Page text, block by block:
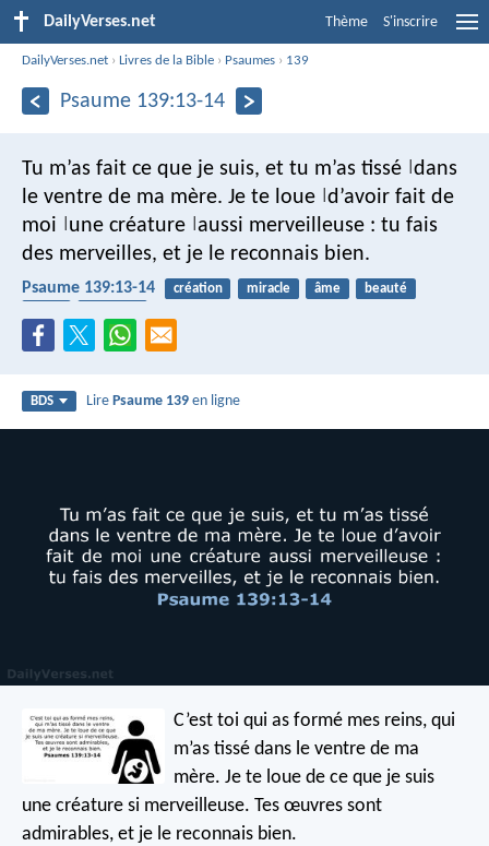
DailyVerses.net Thème S'inscrire
DailyVerses.net ›Livres de la Bible › Psaumes › 139
Psaume 139:13-14
Tu m’as fait ce que je suis, et tu m’as tissé dans
le ventre de ma mère. Je te loue d’avoir fait de
moi
une créature aussi merveilleuse : tu fais
des merveilles, et je le reconnais bien.
Psaume 139:13-14 création miracle âme
beauté
BDS LirePsaume 139 en ligne
C’est toi qui as formé mes reins, qui
m’as tissé dans le ventre de ma
mère. Je te loue de ce que je suis
une créature si merveilleuse. Tes œuvres sont
admirables, et je le reconnais bien.